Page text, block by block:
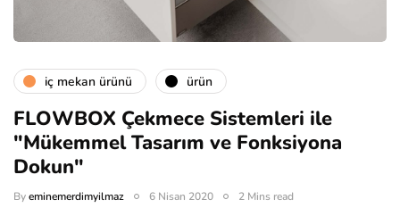
i̇ç mekan ürünü ürün
FLOWBOX Çekmece Sistemleri ile
"Mükemmel Tasarım ve Fonksiyona
Dokun"
Byeminemerdimyilmaz 6 Nisan 2020 2 Mins read